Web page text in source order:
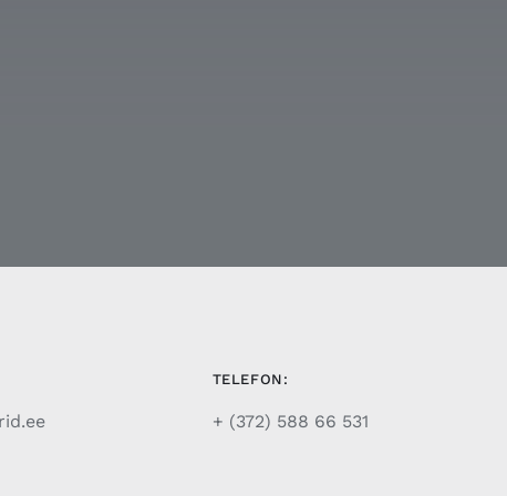
TELEFON:
+ (372) 588 66 531